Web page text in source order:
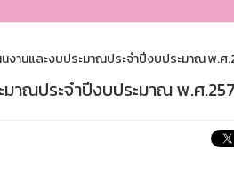
งานและงบประมาณประจำปีงบประมาณ พ.ศ
มาณประจำปีงบประมาณ พ.ศ